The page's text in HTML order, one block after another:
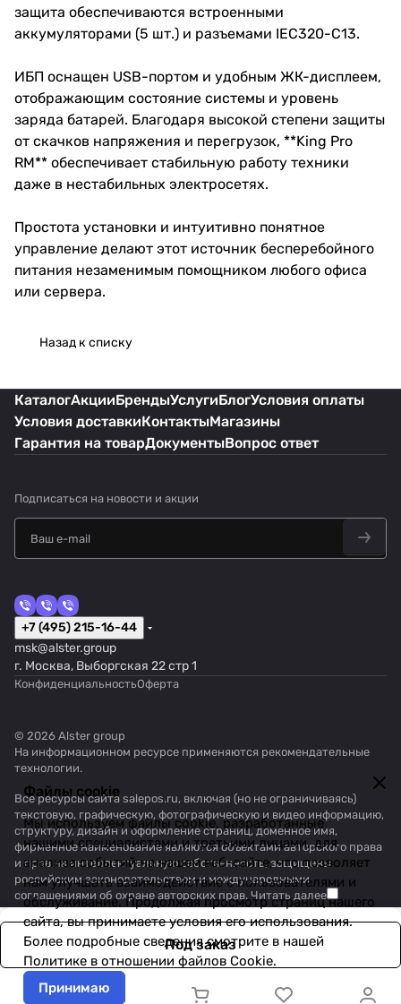
защита обеспечиваются встроенными
аккумуляторами (5 шт.) и разъемами IEC320-C13.
ИБП оснащен USB-портом и удобным ЖК-дисплеем,
отображающим состояние системы и уровень
заряда батарей. Благодаря высокой степени защиты
от скачков напряжения и перегрузок, **King Pro
RM** обеспечивает стабильную работу техники
даже в нестабильных электросетях.
Простота установки и интуитивно понятное
управление делают этот источник бесперебойного
питания незаменимым помощником любого офиса
или сервера.
Назад к списку
Под заказ
Файлы cookie
Мы используем файлы cookie, разработанные
нашими специалистами и третьими лицами, для
анализа событий на нашем веб-сайте, что позволяет
нам улучшать взаимодействие с пользователями и
обслуживание. Продолжая просмотр страниц нашего
сайта, вы принимаете условия его использования.
Более подробные сведения смотрите в нашей
Политике в отношении файлов Cookie.
Принимаю
КаталогАкцииБрендыУслугиБлогУсловия оплаты
Условия доставкиКонтактыМагазины
Гарантия на товарДокументыВопрос ответ
Подписаться на новости и акции
+7 (495) 215-16-44
msk@alster.group
г. Москва, Выборгская 22 стр 1
КонфиденциальностьОферта
© 2026 Alster group
На информационном ресурсе применяются рекомендательные
технологии.
Все ресурсы сайта salepos.ru, включая (но не ограничиваясь)
текстовую, графическую, фотографическую и видео информацию,
структуру, дизайн и оформление страниц, доменное имя,
фирменное наименование являются объектами авторского права
и прав на интеллектуальную собственность, защищены
российским законодательством и международными
соглашениями об охране авторских прав. Читать далее